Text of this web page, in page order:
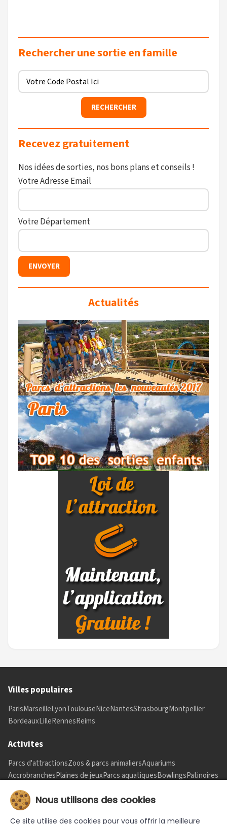
Rechercher une sortie en famille
Recevez gratuitement
Nos idées de sorties, nos bons plans et conseils !
Votre Adresse Email
Votre Département
Actualités
Villes populaires
ParisMarseilleLyonToulouseNiceNantesStrasbourgMontpellier
BordeauxLilleRennesReims
Activites
Parcs d'attractionsZoos & parcs animaliersAquariums
AccrobranchesPlaines de jeuxParcs aquatiquesBowlingsPatinoires
Informations
Nous contacter Mentions legales
Nous utilisons des cookies
Ce site utilise des cookies pour vous offrir la meilleure